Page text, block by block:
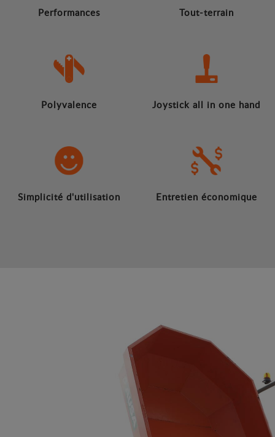
Performances Tout-terrain
Polyvalence Joystick all in one hand
Simplicité d'utilisation Entretien économique